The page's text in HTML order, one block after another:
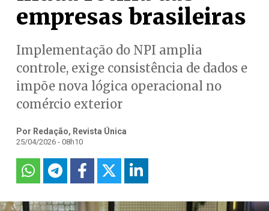
empresas brasileiras
Implementação do NPI amplia
controle, exige consistência de dados e
impõe nova lógica operacional no
comércio exterior
Por Redação, Revista Única
25/04/2026 - 08h10